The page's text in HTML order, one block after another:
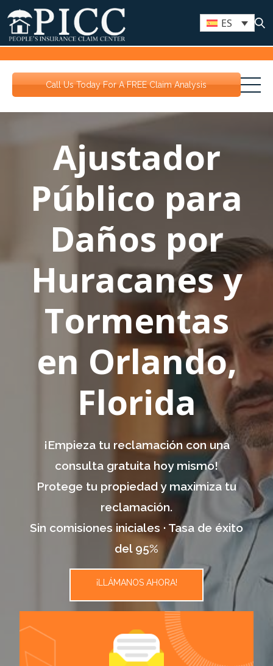
ES
Call Us Today For A FREE Claim Analysis
Ajustador
Público para
Daños por
Huracanes y
Tormentas
en Orlando,
Florida
¡Empieza tu reclamación con una
consulta gratuita hoy mismo!
Protege tu propiedad y maximiza tu
reclamación.
Sin comisiones iniciales · Tasa de éxito
del 95%
¡LLÁMANOS AHORA!